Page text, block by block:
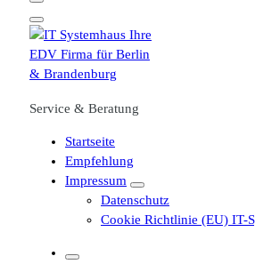
Service & Beratung
Startseite
Empfehlung
Impressum
Datenschutz
Cookie Richtlinie (EU) IT-